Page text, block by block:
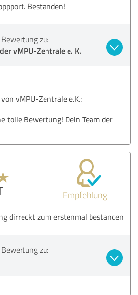
Bestanden!
zu:
vMPU-Zentrale e. K.
vMPU-Zentrale e.K.:
tolle Bewertung! Dein Team der
Empfehlung
dirreckt zum erstenmal bestanden
zu: